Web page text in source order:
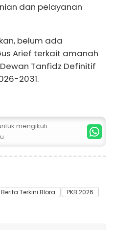
dan pelayanan
belum ada
Arief terkait amanah
Tanfidz Definitif
2031.
mengikuti
Berita Terkini Blora
PKB 2026